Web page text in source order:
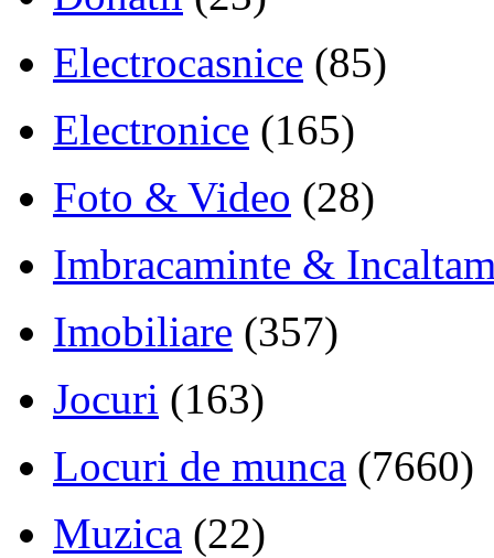
Electrocasnice (85)
Electronice (165)
Foto & Video (28)
Imbracaminte &
Imobiliare (357)
Jocuri (163)
Locuri de munca (7660)
Muzica (22)